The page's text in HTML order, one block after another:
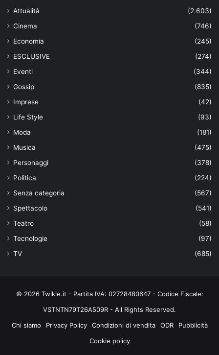
Attualità
(2.603)
Cinema
(746)
Economia
(245)
ESCLUSIVE
(274)
Eventi
(344)
Gossip
(835)
Imprese
(42)
Life Style
(93)
Moda
(181)
Musica
(475)
Personaggi
(378)
Politica
(224)
Senza categoria
(567)
Spettacolo
(541)
Teatro
(58)
Tecnologie
(97)
TV
(685)
© 2026 Twikie.it - Partita IVA: 02728480647 - Codice Fiscale:
VSTNTN79T26A509R - All Rights Reserved.
Chi siamo
Privacy Policy Condizioni di vendita ODR
Pubblicità
Cookie policy